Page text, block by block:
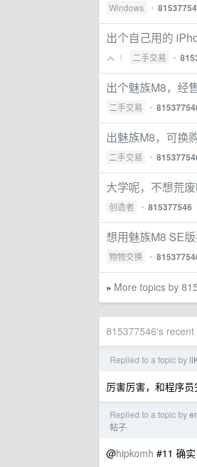
Windows •
出个自己用的
1 二手交易 •
出个魅族M8，经
二手交易 •
出魅族M8，可换
二手交易 •
大学呢，不想荒
创造者 • 815377546
想用魅族M8 SE
物物交换 •
» More topics by
815377546's recent
Replied to a topic by
厉害厉害，和程序
Replied to a topic by
帖子
@hipkomh #11 确